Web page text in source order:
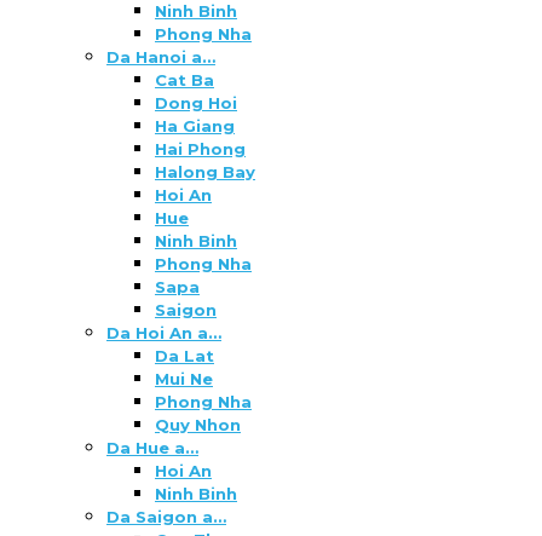
Ninh Binh
Phong Nha
Da Hanoi a…
Cat Ba
Dong Hoi
Ha Giang
Hai Phong
Halong Bay
Hoi An
Hue
Ninh Binh
Phong Nha
Sapa
Saigon
Da Hoi An a…
Da Lat
Mui Ne
Phong Nha
Quy Nhon
Da Hue a…
Hoi An
Ninh Binh
Da Saigon a…